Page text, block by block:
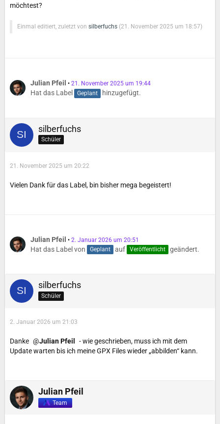
möchtest?
Einmal editiert, zuletzt von silberfuchs (21. November 2025 um 18:57)
Julian Pfeil 21. November 2025 um 19:44
Hat das Label Geplant hinzugefügt.
silberfuchs
Schüler
21. November 2025 um 20:22
Vielen Dank für das Label, bin bisher mega begeistert!
Julian Pfeil 2. Januar 2026 um 20:51
Hat das Label von Geplant auf Veröffentlicht geändert.
silberfuchs
Schüler
2. Januar 2026 um 21:03
Danke Julian Pfeil
- wie geschrieben, muss ich mit dem
Update warten bis ich meine GPX Files wieder „abbilden“ kann.
Julian Pfeil
Team